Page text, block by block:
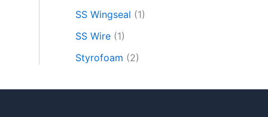
SS Wingseal (1)
SS Wire (1)
Styrofoam (2)